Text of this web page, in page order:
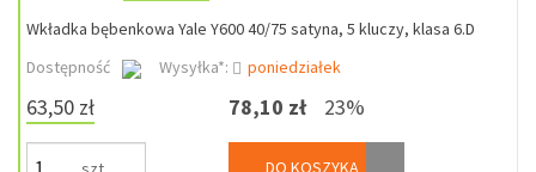
Wkładka bębenkowa Yale Y600 40/75 satyna, 5 kluczy, klasa 6.D
Dostępność
Wysyłka*: poniedziałek
63,50 zł 78,10 zł 23%
DO KOSZYKA